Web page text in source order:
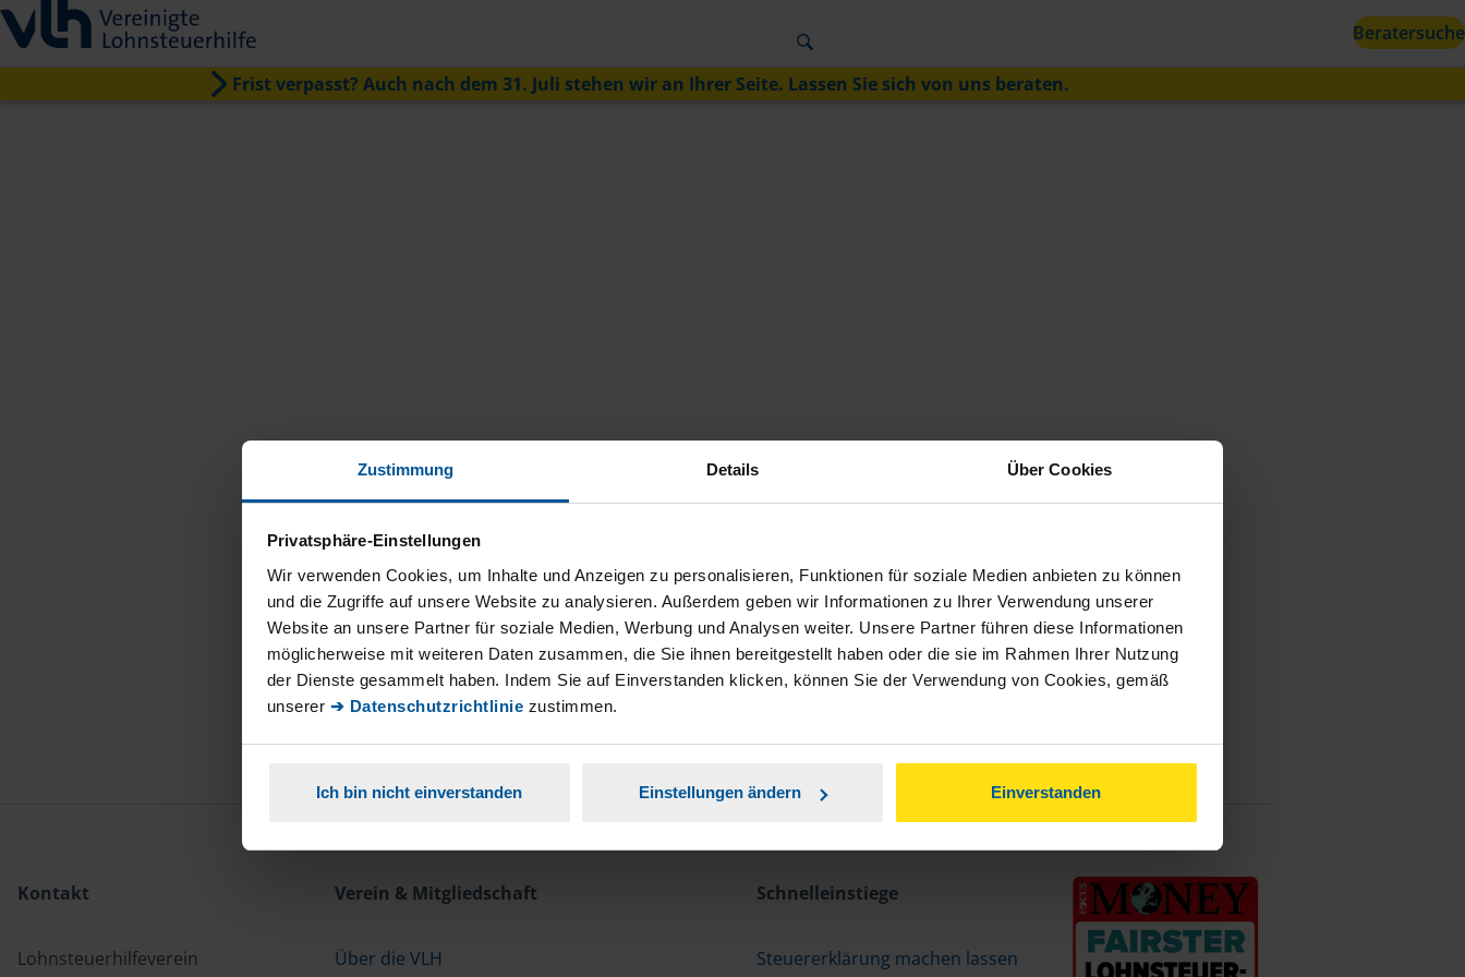
Zustimmung Details Über Cookies
Privatsphäre-Einstellungen
Wir verwenden Cookies, um Inhalte und Anzeigen zu personalisieren, Funktionen für soziale Medien anbieten zu können
und die Zugriffe auf unsere Website zu analysieren. Außerdem geben wir Informationen zu Ihrer Verwendung unserer
Website an unsere Partner für soziale Medien, Werbung und Analysen weiter. Unsere Partner führen diese Informationen
möglicherweise mit weiteren Daten zusammen, die Sie ihnen bereitgestellt haben oder die sie im Rahmen Ihrer Nutzung
der Dienste gesammelt haben. Indem Sie auf Einverstanden klicken, können Sie der Verwendung von Cookies, gemäß
unserer ➔ Datenschutzrichtlinie zustimmen.
Ich bin nicht einverstanden Einstellungen ändern Einverstanden
Beratersuche
Frist verpasst? Auch nach dem 31. Juli stehen wir an Ihrer Seite. Lassen Sie sich von uns beraten.
Kontakt
Lohnsteuerhilfeverein
Verein & Mitgliedschaft
Über die VLH
Schnelleinstiege
Steuererklärung machen lassen